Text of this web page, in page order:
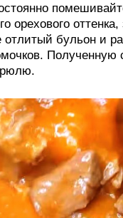
орехового
отлитый бульон и
Полученную